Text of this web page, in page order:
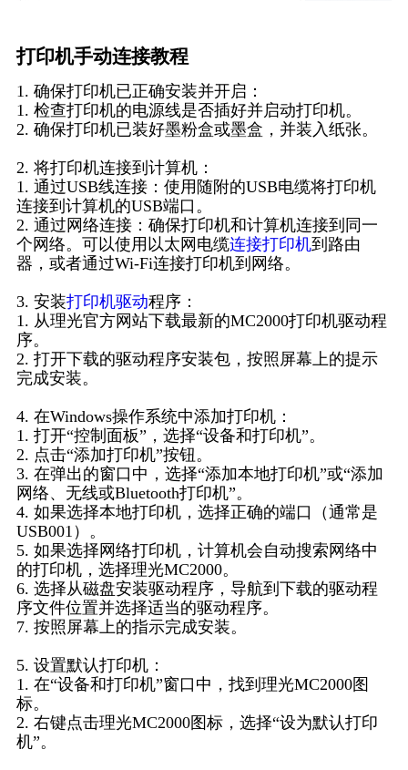
打印机手动连接教程
1. 确保打印机已正确安装并开启：
1. 检查打印机的电源线是否插好并启动打印机。
2. 确保打印机已装好墨粉盒或墨盒，并装入纸张。
2. 将打印机连接到计算机：
1. 通过USB线连接：使用随附的USB电缆将打印机
连接到计算机的USB端口。
2. 通过网络连接：确保打印机和计算机连接到同一
个网络。可以使用以太网电缆连接打印机到路由
器，或者通过Wi-Fi连接打印机到网络。
3. 安装打印机驱动程序：
1. 从理光官方网站下载最新的MC2000打印机驱动程
序。
2. 打开下载的驱动程序安装包，按照屏幕上的提示
完成安装。
4. 在Windows操作系统中添加打印机：
1. 打开“控制面板”，选择“设备和打印机”。
2. 点击“添加打印机”按钮。
3. 在弹出的窗口中，选择“添加本地打印机”或“添加
网络、无线或Bluetooth打印机”。
4. 如果选择本地打印机，选择正确的端口（通常是
USB001）。
5. 如果选择网络打印机，计算机会自动搜索网络中
的打印机，选择理光MC2000。
6. 选择从磁盘安装驱动程序，导航到下载的驱动程
序文件位置并选择适当的驱动程序。
7. 按照屏幕上的指示完成安装。
5. 设置默认打印机：
1. 在“设备和打印机”窗口中，找到理光MC2000图
标。
2. 右键点击理光MC2000图标，选择“设为默认打印
机”。